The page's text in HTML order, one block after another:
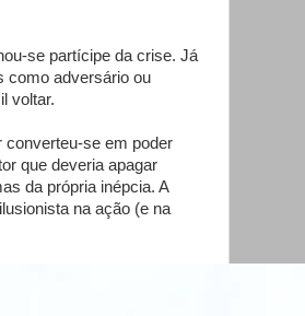
se partícipe da crise. Já
como adversário ou
voltar.
converteu-se em poder
que deveria apagar
da própria inépcia. A
na ação (e na